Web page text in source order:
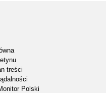
treści
Polski